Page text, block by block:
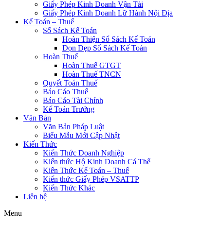
Giấy Phép Kinh Doanh Vận Tải
Giấy Phép Kinh Doanh Lữ Hành Nội Địa
Kế Toán – Thuế
Sổ Sách Kế Toán
Hoàn Thiện Sổ Sách Kế Toán
Dọn Dẹp Sổ Sách Kế Toán
Hoàn Thuế
Hoàn Thuế GTGT
Hoàn Thuế TNCN
Quyết Toán Thuế
Báo Cáo Thuế
Báo Cáo Tài Chính
Kế Toán Trưởng
Văn Bản
Văn Bản Pháp Luật
Biểu Mẫu Mới Cập Nhật
Kiến Thức
Kiến Thức Doanh Nghiệp
Kiến thức Hộ Kinh Doanh Cá Thể
Kiến Thức Kế Toán – Thuế
Kiến thức Giấy Phép VSATTP
Kiến Thức Khác
Liên hệ
Menu